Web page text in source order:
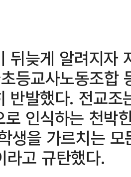
뒤늦게 알려지
등교사노동조합
반발했다. 전교
인식하는 천박
생을 가르치는
라고 규탄했다.